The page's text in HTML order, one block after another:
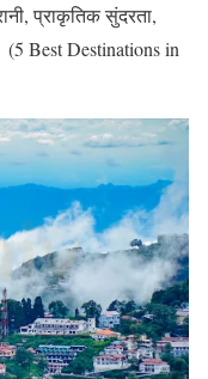
प्राकृतिक सुंदरता,
Best Destinations in